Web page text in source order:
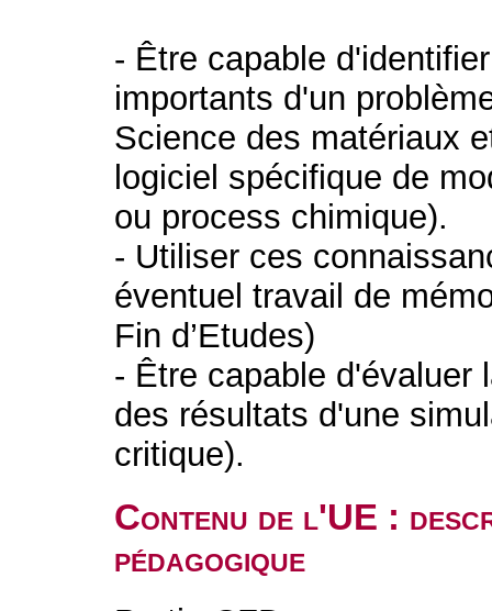
- Être capable
importants d'un
Science des matériaux
logiciel spécifique de
ou process chimique).
- Utiliser ces
éventuel travail de
Fin d’Etudes)
- Être capable d'évaluer
des résultats d'une
critique).
Contenu de l'UE :
pédagogique